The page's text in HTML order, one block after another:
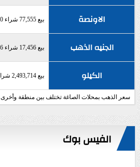
الاونصة بيع 77,555 شراء 77,910
الجنيه الذهب بيع 17,456 شراء 17,536
الكيلو بيع 2,493,714 شراء 2,505,143
سعر الذهب بمحلات الصاغة تختلف بين منطقة وأخرى
الفيس بوك